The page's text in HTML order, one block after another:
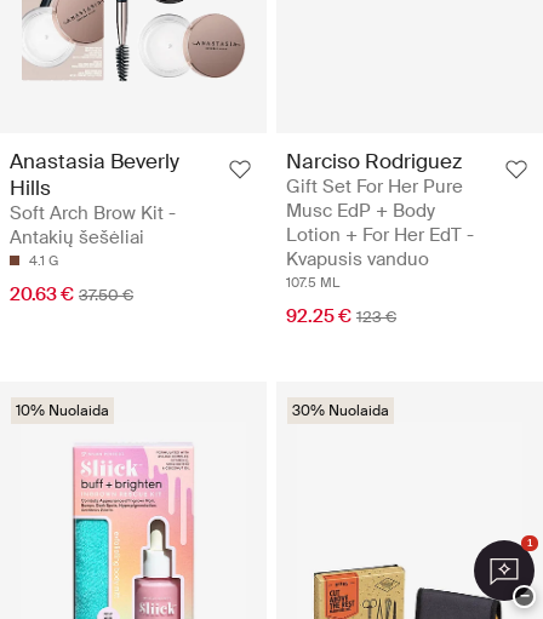
Anastasia Beverly
Hills
Soft Arch Brow Kit -
Antakių šešėliai
4.1 G
20.63 € 37.50 €
Narciso Rodriguez
Gift Set For Her Pure
Musc EdP + Body
Lotion + For Her EdT -
Kvapusis vanduo
107.5 ML
92.25 € 123 €
10% Nuolaida 30% Nuolaida
1
−